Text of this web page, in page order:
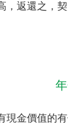
，返還之，
現金價值的